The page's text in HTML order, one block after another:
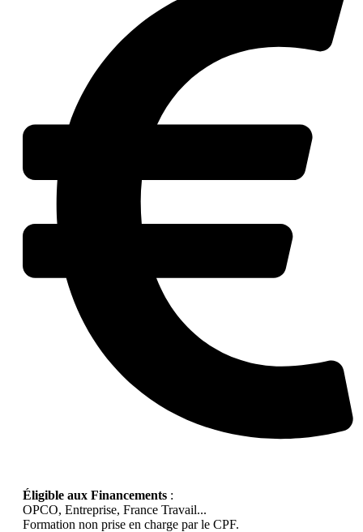
Éligible aux Financements :
OPCO, Entreprise, France Travail...
Formation non prise en charge par le CPF.